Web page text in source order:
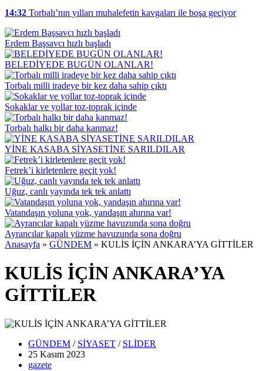
14:32 Torbalı’nın yılları muhalefetin kavgaları ile boşa geçiyor
Erdem Başsavcı hızlı başladı
BELEDİYEDE BUGÜN OLANLAR!
Torbalı milli iradeye bir kez daha sahip çıktı
Sokaklar ve yollar toz-toprak içinde
Torbalı halkı bir daha kanmaz!
YİNE KASABA SİYASETİNE SARILDILAR
Fetrek’i kirletenlere geçit yok!
Uğuz, canlı yayında tek tek anlattı
Vatandaşın yoluna yok, yandaşın ahırına var!
Ayrancılar kapalı yüzme havuzunda sona doğru
Anasayfa » GÜNDEM » KULİS İÇİN ANKARA’YA GİTTİLER
KULİS İÇİN ANKARA’YA
GİTTİLER
GÜNDEM / SİYASET / SLİDER
25 Kasım 2023
gazete